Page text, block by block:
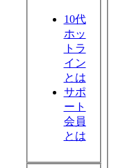
10代
ホッ
トラ
イン
とは
サポ
ート
会員
とは